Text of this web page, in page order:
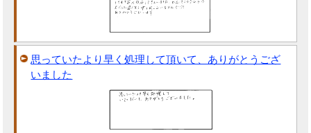
思っていたより早く処理して頂いて、ありがとうござ
いました